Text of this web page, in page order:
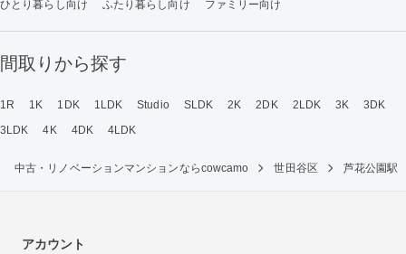
ひとり暮らし向け
ふたり暮らし向け ファミリー向け
間取りから探す
1R 1K 1DK 1LDK Studio SLDK 2K 2DK 2LDK 3K
3DK
3LDK
4K 4DK 4LDK
中古・リノベーションマンションならcowcamo 世田谷区 芦花公園駅
アカウント